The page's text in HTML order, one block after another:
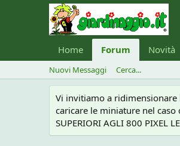
Home Forum Novità
Nuovi Messaggi Cerca...
Vi invitiamo a ridimensionare
caricare le miniature nel caso
SUPERIORI AGLI 800 PIXEL